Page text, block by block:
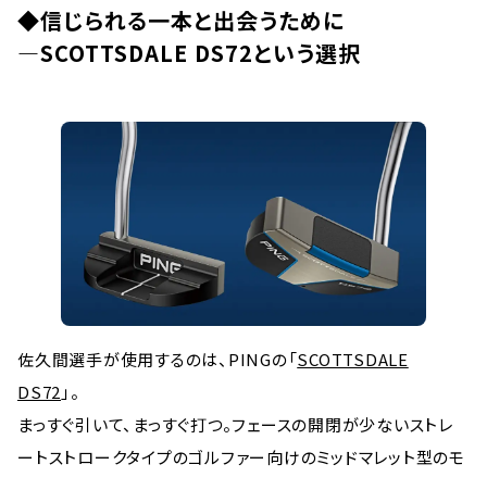
◆信じられる一本と出会うために
―SCOTTSDALE DS72という選択
佐久間選手が使用するのは、PINGの「SCOTTSDALE
DS72 」。
まっすぐ引いて、まっすぐ打つ。フェースの開閉が少ないストレ
ートストロークタイプのゴルファー向けのミッドマレット型のモ